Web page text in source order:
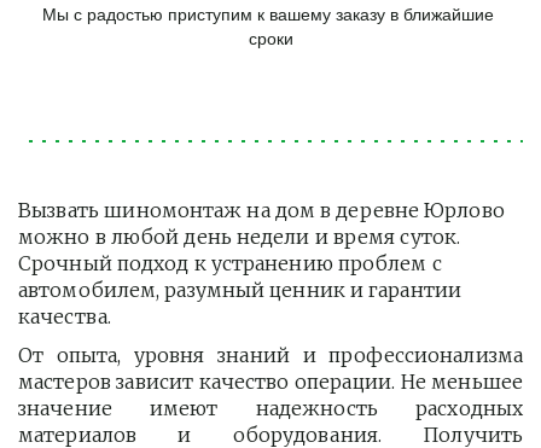
Мы с радостью приступим к вашему заказу в ближайшие
сроки
Вызвать шиномонтаж на дом в деревне Юрлово
можно в любой день недели и время суток.
Срочный подход к устранению проблем с
автомобилем, разумный ценник и гарантии
качества.
От опыта, уровня знаний и профессионализма
мастеров зависит качество операции. Не меньшее
значение имеют надежность расходных
материалов и оборудования. Получить